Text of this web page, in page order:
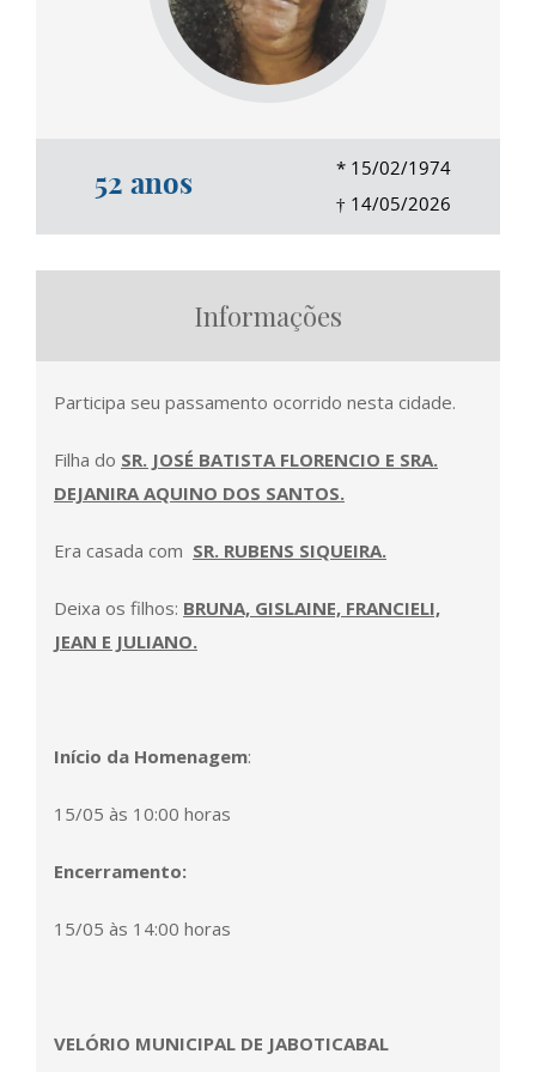
52 anos
*15/02/1974
† 14/05/2026
Informações
Participa seu passamento ocorrido nesta cidade.
Filha do SR. JOSÉ BATISTA FLORENCIO E SRA.
DEJANIRA AQUINO DOS SANTOS.
Era casada com SR. RUBENS SIQUEIRA.
Deixa os filhos: BRUNA, GISLAINE, FRANCIELI,
JEAN E JULIANO.
Início da Homenagem:
15/05 às 10:00 horas
Encerramento:
15/05 às 14:00 horas
VELÓRIO MUNICIPAL DE JABOTICABAL